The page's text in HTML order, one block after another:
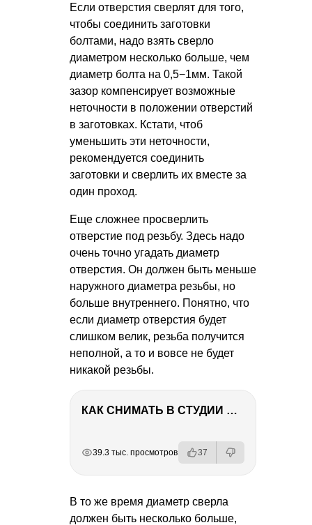
Если отверстия сверлят для того,
чтобы соединить заготовки
болтами, надо взять сверло
диаметром несколько больше, чем
диаметр болта на 0,5−1мм. Такой
зазор компенсирует возможные
неточности в положении отверстий
в заготовках. Кстати, чтоб
уменьшить эти неточности,
рекомендуется соединить
заготовки и сверлить их вместе за
один проход.
Еще сложнее просверлить
отверстие под резьбу. Здесь надо
очень точно угадать диаметр
отверстия. Он должен быть меньше
наружного диаметра резьбы, но
больше внутреннего. Понятно, что
если диаметр отверстия будет
слишком велик, резьба получится
неполной, а то и вовсе не будет
никакой резьбы.
КАК СНИМАТЬ В СТУДИИ СО ВСПЫШКАМИ
39.3 тыс. просмотров 37
В то же время диаметр сверла
должен быть несколько больше,